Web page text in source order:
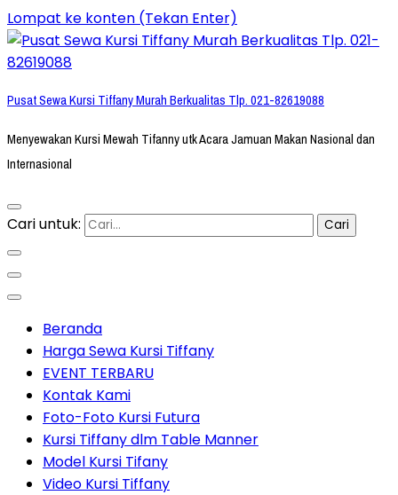
Lompat ke konten (Tekan Enter)
Pusat Sewa Kursi Tiffany Murah Berkualitas Tlp. 021-82619088
Menyewakan Kursi Mewah Tifanny utk Acara Jamuan Makan Nasional dan
Internasional
Cari untuk:
Beranda
Harga Sewa Kursi Tiffany
EVENT TERBARU
Kontak Kami
Foto-Foto Kursi Futura
Kursi Tiffany dlm Table Manner
Model Kursi Tifany
Video Kursi Tiffany